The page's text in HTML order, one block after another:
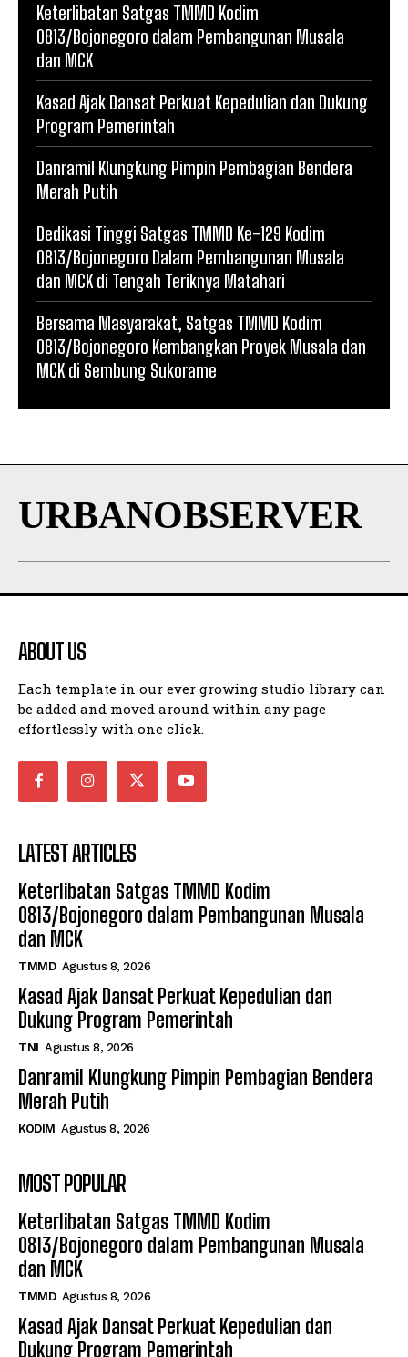
Keterlibatan Satgas TMMD Kodim
0813/Bojonegoro dalam Pembangunan Musala
dan MCK
Kasad Ajak Dansat Perkuat Kepedulian dan Dukung
Program Pemerintah
Danramil Klungkung Pimpin Pembagian Bendera
Merah Putih
Dedikasi Tinggi Satgas TMMD Ke-129 Kodim
0813/Bojonegoro Dalam Pembangunan Musala
dan MCK di Tengah Teriknya Matahari
Bersama Masyarakat, Satgas TMMD Kodim
0813/Bojonegoro Kembangkan Proyek Musala dan
MCK di Sembung Sukorame
URBANOBSERVER
ABOUT US
Each template in our ever growing studio library can
be added and moved around within any page
effortlessly with one click.
LATEST ARTICLES
Keterlibatan Satgas TMMD Kodim
0813/Bojonegoro dalam Pembangunan Musala
dan MCK
TMMD Agustus 8, 2026
Kasad Ajak Dansat Perkuat Kepedulian dan
Dukung Program Pemerintah
TNI Agustus 8, 2026
Danramil Klungkung Pimpin Pembagian Bendera
Merah Putih
KODIM Agustus 8, 2026
MOST POPULAR
Keterlibatan Satgas TMMD Kodim
0813/Bojonegoro dalam Pembangunan Musala
dan MCK
TMMD Agustus 8, 2026
Kasad Ajak Dansat Perkuat Kepedulian dan
Dukung Program Pemerintah